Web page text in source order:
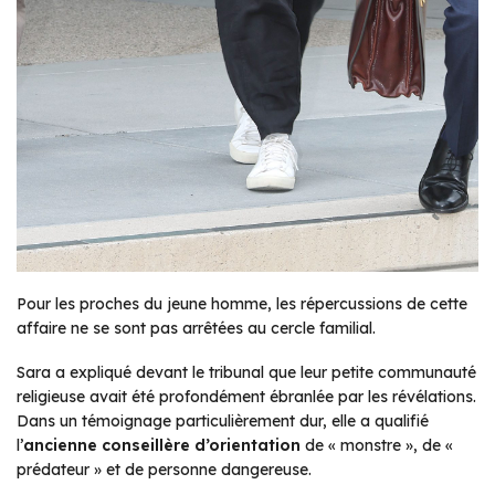
Pour les proches du jeune homme, les répercussions de cette
affaire ne se sont pas arrêtées au cercle familial.
Sara a expliqué devant le tribunal que leur petite communauté
religieuse avait été profondément ébranlée par les révélations.
Dans un témoignage particulièrement dur, elle a qualifié
l’ancienne conseillère d’orientation de « monstre », de «
prédateur » et de personne dangereuse.